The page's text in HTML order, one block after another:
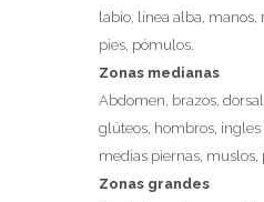
labio, línea alba,
pies, pómulos.
Zonas medianas
Abdomen, brazos,
glúteos, hombros,
medias piernas, muslos,
Zonas grandes